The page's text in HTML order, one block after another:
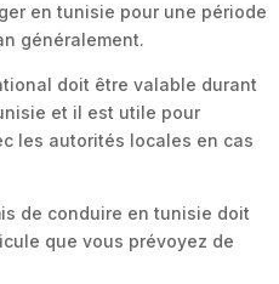
en tunisie pour une période
généralement.
doit être valable durant
et il est utile pour
les autorités locales en cas
de conduire en tunisie doit
que vous prévoyez de